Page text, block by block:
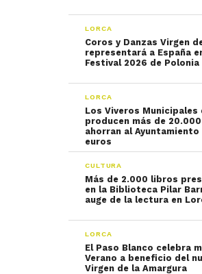
LORCA
Coros y Danzas Virgen
representará a España
Festival 2026 de Polonia
LORCA
Los Viveros Municipales
producen más de
ahorran al Ayuntamiento
euros
CULTURA
Más de 2.000 libros
en la Biblioteca Pilar
auge de la lectura en
LORCA
El Paso Blanco celebra
Verano a beneficio del
Virgen de la Amargura